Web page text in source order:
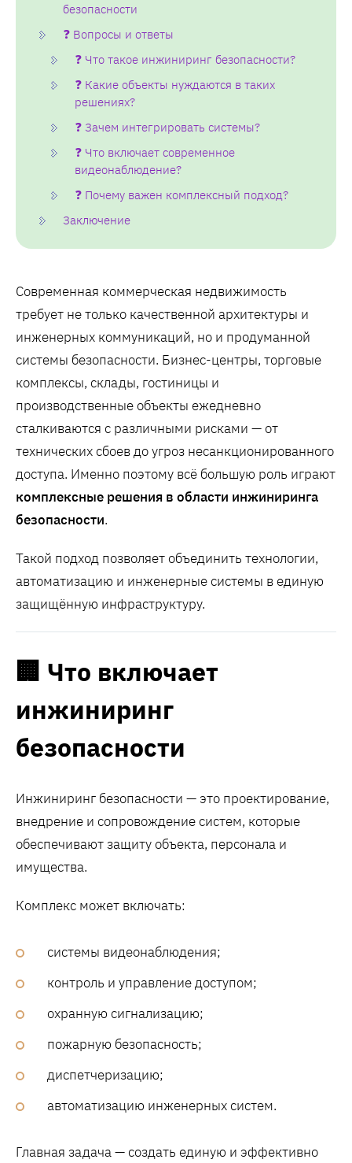
безопасности
❓ Вопросы и ответы
❓ Что такое инжиниринг безопасности?
❓ Какие объекты нуждаются в таких
решениях?
❓ Зачем интегрировать системы?
❓ Что включает современное
видеонаблюдение?
❓ Почему важен комплексный подход?
Заключение
Современная коммерческая недвижимость
требует не только качественной архитектуры и
инженерных коммуникаций, но и продуманной
системы безопасности. Бизнес-центры, торговые
комплексы, склады, гостиницы и
производственные объекты ежедневно
сталкиваются с различными рисками — от
технических сбоев до угроз несанкционированного
доступа. Именно поэтому всё большую роль играют
комплексные решения в области инжиниринга
безопасности.
Такой подход позволяет объединить технологии,
автоматизацию и инженерные системы в единую
защищённую инфраструктуру.
🏢 Что включает
инжиниринг
безопасности
Инжиниринг безопасности — это проектирование,
внедрение и сопровождение систем, которые
обеспечивают защиту объекта, персонала и
имущества.
Комплекс может включать:
системы видеонаблюдения;
контроль и управление доступом;
охранную сигнализацию;
пожарную безопасность;
диспетчеризацию;
автоматизацию инженерных систем.
Главная задача — создать единую и эффективно